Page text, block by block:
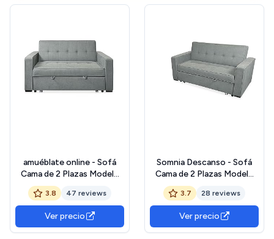
amuéblate online - Sofá
Cama de 2 Plazas Modelo
Lite, Diseño Moderno,
Práctico, Cómodo y
Funcional, con
Reposabrazos, Acabado en
Gris
3.8 47 reviews
Ver precio
Somnia Descanso - Sofá
Cama de 2 Plazas Modelo
Volga, Diseño Moderno y
Elegante | Práctico y
Funcional, con
Reposabrazos, Gris
3.7 28 reviews
Ver precio